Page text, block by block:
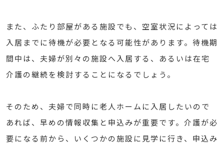
また、ふたり部屋がある施設でも、空室状況によっては
入居までに待機が必要となる可能性があります。待機期
間中は、夫婦が別々の施設へ入居する、あるいは在宅
介護の継続を検討することになるでしょう。
そのため、夫婦で同時に老人ホームに入居したいので
あれば、早めの情報収集と申込みが重要です。介護が必
要になる前から、いくつかの施設に見学に行き、申込み